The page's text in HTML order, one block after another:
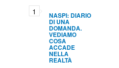
NASPI: DIARIO
DI UNA
DOMANDA.
VEDIAMO
COSA
ACCADE
NELLA
REALTÀ